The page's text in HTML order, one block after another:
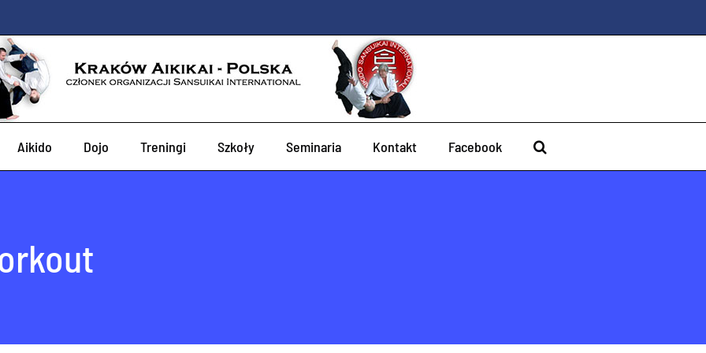
Aikido Dojo Treningi Szkoły Seminaria Kontakt Facebook